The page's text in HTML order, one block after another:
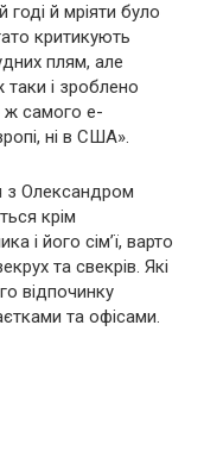
й мріяти було
критикують
плям, але
і зроблено
ж самого е-
ні в США».
з Олександром
крім
і його сім’ї, варто
та свекрів. Які
відпочинку
та офісами.